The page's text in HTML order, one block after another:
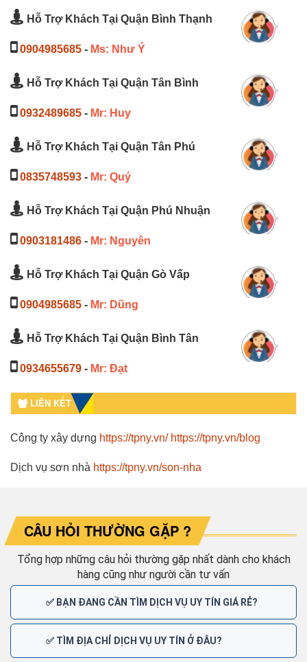
Hỗ Trợ Khách Tại Quận Bình Thạnh
0904985685 - Ms: Như Ý
Hỗ Trợ Khách Tại Quận Tân Bình
0932489685 - Mr: Huy
Hỗ Trợ Khách Tại Quận Tân Phú
0835748593 - Mr: Quý
Hỗ Trợ Khách Tại Quận Phú Nhuận
0903181486 - Mr: Nguyên
Hỗ Trợ Khách Tại Quận Gò Vấp
0904985685 - Mr: Dũng
Hỗ Trợ Khách Tại Quận Bình Tân
0934655679 - Mr: Đạt
LIÊN KẾT
Công ty xây dựng https://tpny.vn/ https://tpny.vn/blog
Dịch vụ sơn nhà https://tpny.vn/son-nha
CÂU HỎI THƯỜNG GẶP ?
Tổng hợp những câu hỏi thường gặp nhất dành cho khách
hàng cũng như người cần tư vấn
✅ BẠN ĐANG CẦN TÌM DỊCH VỤ UY TÍN GIÁ RẺ?
✅ TÌM ĐỊA CHỈ DỊCH VỤ UY TÍN Ở ĐÂU?